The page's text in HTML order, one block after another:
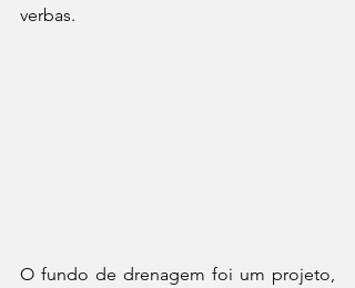
verbas.
O fundo de drenagem foi um projeto,